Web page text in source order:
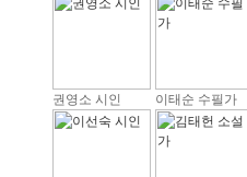
권영소 시인 이태순 수필가